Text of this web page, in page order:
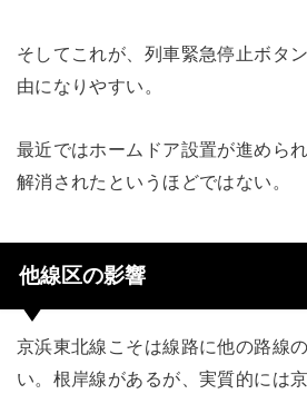
そしてこれが、列車緊急停止ボタ
由になりやすい。
最近ではホームドア設置が進めら
解消されたというほどではない。
他線区の影響
京浜東北線こそは線路に他の路線
い。根岸線があるが、実質的には